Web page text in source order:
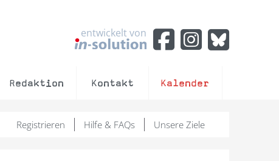
entwickelt von
Redaktion Kontakt Kalender
Unsere Ziele
Hilfe & FAQs
Registrieren